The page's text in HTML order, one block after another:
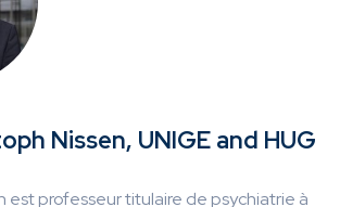
Nissen, UNIGE and HUG
est professeur titulaire de psychiatrie à